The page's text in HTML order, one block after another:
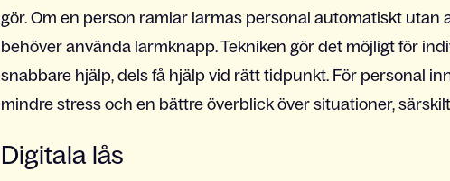
gör. Om en person ramlar larmas personal automatiskt utan
behöver använda larmknapp. Tekniken gör det möjligt för
snabbare hjälp, dels få hjälp vid rätt tidpunkt. För personal
mindre stress och en bättre överblick över situationer,
Digitala lås